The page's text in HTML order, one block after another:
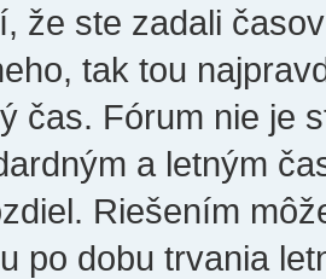
že ste zadali
tak tou
čas. Fórum nie je
a letným
Riešením
po dobu trvania